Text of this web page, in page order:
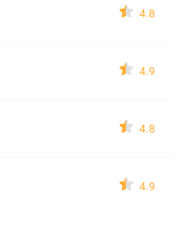
4.8
4.9
4.8
4.9